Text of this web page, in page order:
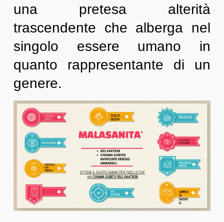
una pretesa alterità
trascendente che alberga nel
singolo essere umano in
quanto rappresentante di un
genere.